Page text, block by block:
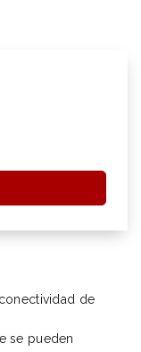
de
se pueden